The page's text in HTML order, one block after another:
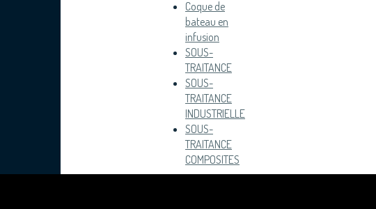
Coque de
bateau en
infusion
SOUS-
TRAITANCE
SOUS-
TRAITANCE
INDUSTRIELLE
SOUS-
TRAITANCE
COMPOSITES